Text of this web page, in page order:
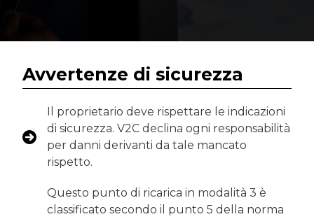
Avvertenze di sicurezza
Il proprietario deve rispettare le indicazioni
di sicurezza. V2C declina ogni responsabilità
per danni derivanti da tale mancato
rispetto.
Questo punto di ricarica in modalità 3 è
classificato secondo il punto 5 della norma